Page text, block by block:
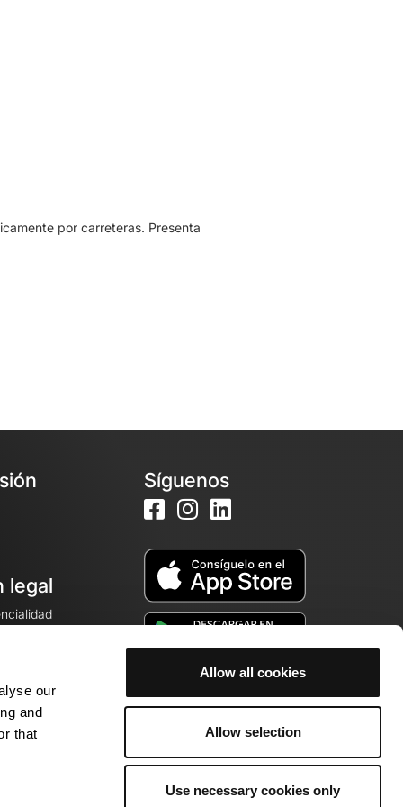
our
and
that
Allow all cookies
Allow selection
Use necessary cookies only
por carreteras. Presenta
legal
Síguenos